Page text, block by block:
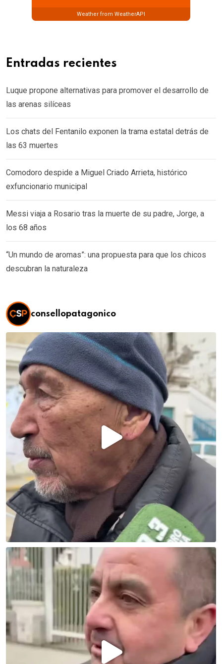
Weather from WeatherAPI
Entradas recientes
Luque propone alternativas para promover el desarrollo de
las arenas silíceas
Los chats del Fentanilo exponen la trama estatal detrás de
las 63 muertes
Comodoro despide a Miguel Criado Arrieta, histórico
exfuncionario municipal
Messi viaja a Rosario tras la muerte de su padre, Jorge, a
los 68 años
“Un mundo de aromas”: una propuesta para que los chicos
descubran la naturaleza
consellopatagonico